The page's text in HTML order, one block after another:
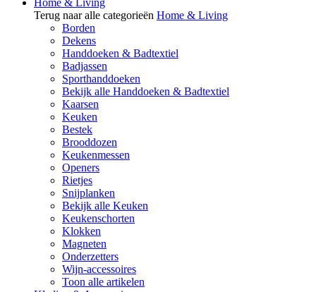
Home & Living
Terug naar alle categorieën Home & Living
Borden
Dekens
Handdoeken & Badtextiel
Badjassen
Sporthanddoeken
Bekijk alle Handdoeken & Badtextiel
Kaarsen
Keuken
Bestek
Brooddozen
Keukenmessen
Openers
Rietjes
Snijplanken
Bekijk alle Keuken
Keukenschorten
Klokken
Magneten
Onderzetters
Wijn-accessoires
Toon alle artikelen